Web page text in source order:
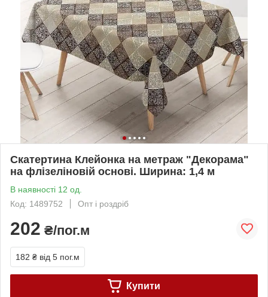
Скатертина Клейонка на метраж "Декорама"
на флізеліновій основі. Ширина: 1,4 м
В наявності 12 од.
Код: 1489752
Опт і роздріб
202 ₴/пог.м
182 ₴ від 5 пог.м
Купити